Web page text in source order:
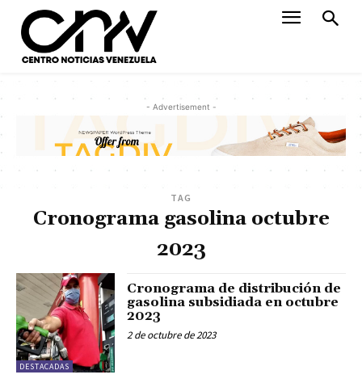
- Advertisement -
TAG
Cronograma gasolina octubre
2023
DESTACADAS
Cronograma de distribución de
gasolina subsidiada en octubre
2023
2 de octubre de 2023